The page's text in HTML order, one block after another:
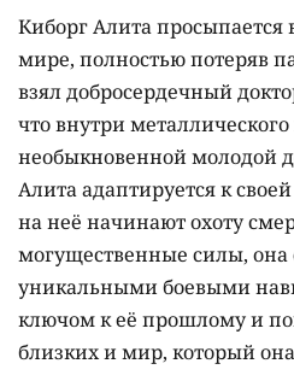
Киборг Алита просыпается
мире, полностью потеряв
взял добросердечный
что внутри
необыкновенной молодой
Алита адаптируется к
на неё начинают охоту
могущественные силы, она
уникальными боевыми
ключом к её прошлому и
близких и мир, который